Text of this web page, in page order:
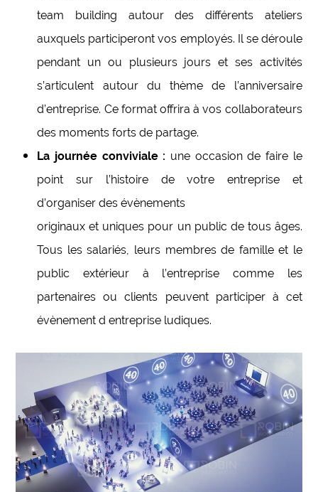
team building autour des différents ateliers
auxquels participeront vos employés. Il se déroule
pendant un ou plusieurs jours et ses activités
s’articulent autour du thème de l’anniversaire
d’entreprise. Ce format offrira à vos collaborateurs
des moments forts de partage.
La journée conviviale : une occasion de faire le
point sur l’histoire de votre entreprise et
d’organiser des évènements
originaux et uniques pour un public de tous âges.
Tous les salariés, leurs membres de famille et le
public extérieur à l’entreprise comme les
partenaires ou clients peuvent participer à cet
évènement d entreprise ludiques.